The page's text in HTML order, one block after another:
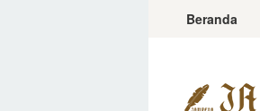
LoncatBeranda